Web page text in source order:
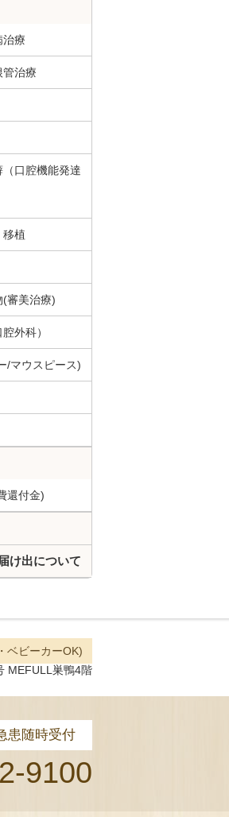
治療
管治療
口腔機能発達
移植
審美治療)
外科）
/マウスピース)
還付金)
け出について
ベビーカーOK)
MEFULL巣鴨4階
患随時受付
9100